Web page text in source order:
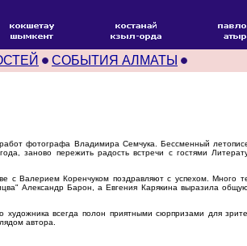
СОБЫТИЯ АЛМАТЫ
фотографа Владимира Семчука. Бессменный
заново пережить радость встречи с гостями
с Валерием Коренчуком поздравляют с успехом. Много
Александр Барон, а Евгения Карякина выразила общую
всегда полон приятными сюрпризами для
автора.